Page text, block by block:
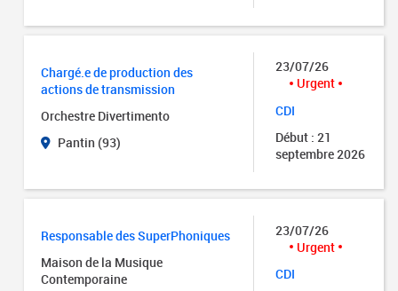
Chargé.e de production des
actions de transmission
Orchestre Divertimento
Pantin (93)
23/07/26
Urgent
CDI
Début : 21
septembre 2026
Responsable des SuperPhoniques
Maison de la Musique
Contemporaine
23/07/26
Urgent
CDI